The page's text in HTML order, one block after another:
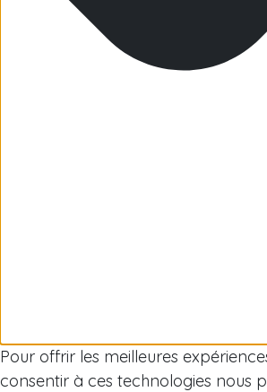
Pour offrir les meilleures
consentir à ces technologies nous